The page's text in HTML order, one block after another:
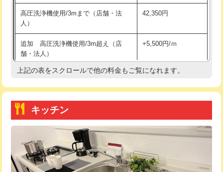
持込商品取付（単水栓） 13,200円
持込商品取付（混合水栓）
持込商品取付（浄水器・分岐水栓） 16,500円
持込商品取付（温水洗浄便座） 22,000円
持込商品取付（普通便座⇔温水洗浄便
22,000円
給水管工事※（ホール加工)
給水管工事※（バンド止め) 3,300円
給水管工事※（支持金具設置) 5,500円
高圧洗浄機使用/3mまで（店舗・法
人）
42,350円
追加 高圧洗浄機使用/3m超え（店
舗・法人）
+5,500円/ｍ
高度高圧洗浄換 現地調査
トーラー機使用/3mまで
追加トーラー機使用/3m超え +3,300円
カメラ調査 33,000円
上記の表をスクロールで他の料金もご覧になれます。
キッチン